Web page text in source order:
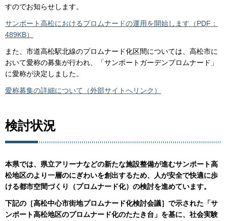
すのでお知らせします。
サンポート高松におけるプロムナードの運用を開始します（PDF：
489KB）
また、市道高松駅北線のプロムナード化区間については、高松市に
おいて愛称の募集が行われ、「サンポートガーデンプロムナード」
に愛称が決定しました。
愛称募集の詳細について（外部サイトへリンク）
検討状況
本県では、県立アリーナなどの新たな施設整備が進むサンポート高
松地区のより一層のにぎわいを創出するため、人が安全で快適に歩
ける都市空間づくり（プロムナード化）の検討を進めています。
下記の［高松中心市街地プロムナード化検討会議］で示された「サ
ンポート高松地区のプロムナード化のたたき台」を基に、社会実験